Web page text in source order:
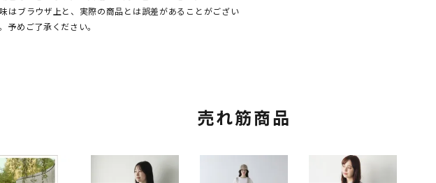
はブラウザ上と、実際の商品とは誤差があることがござい
予めご了承ください。
売れ筋商品